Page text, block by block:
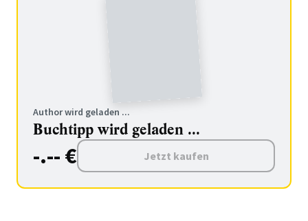
Author wird geladen ...
Buchtipp wird geladen ...
-.-- € Jetzt kaufen